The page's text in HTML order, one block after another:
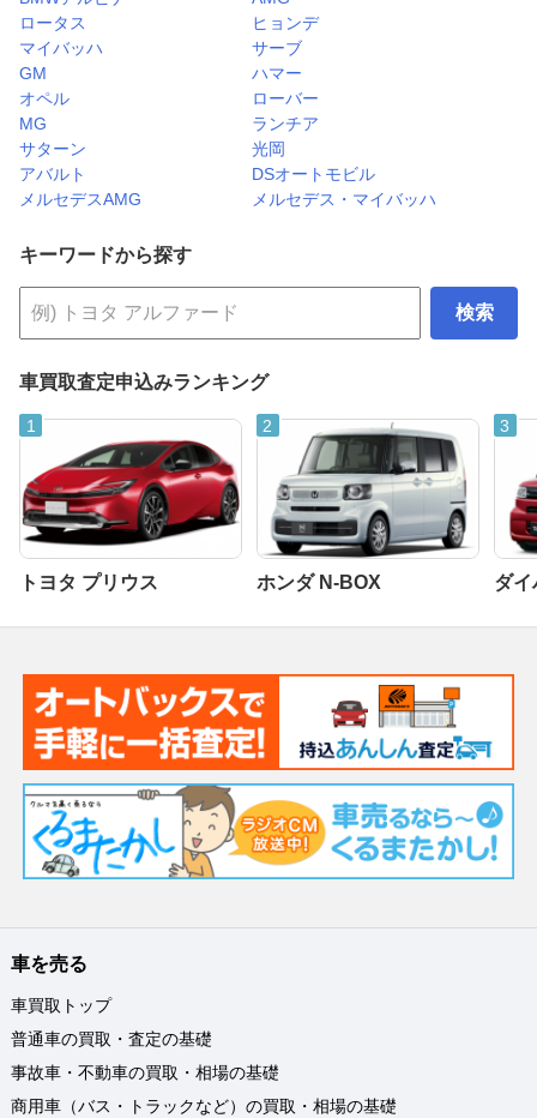
ロータス
ヒョンデ
マイバッハ
サーブ
GM
ハマー
オペル
ローバー
MG
ランチア
サターン
光岡
アバルト
DSオートモビル
メルセデスAMG
メルセデス・マイバッハ
キーワードから探す
検索
車買取査定申込みランキング
トヨタ プリウス ホンダ N-BOX ダイ
車を売る
車買取トップ
普通車の買取・査定の基礎
事故車・不動車の買取・相場の基礎
商用車（バス・トラックなど）の買取・相場の基礎